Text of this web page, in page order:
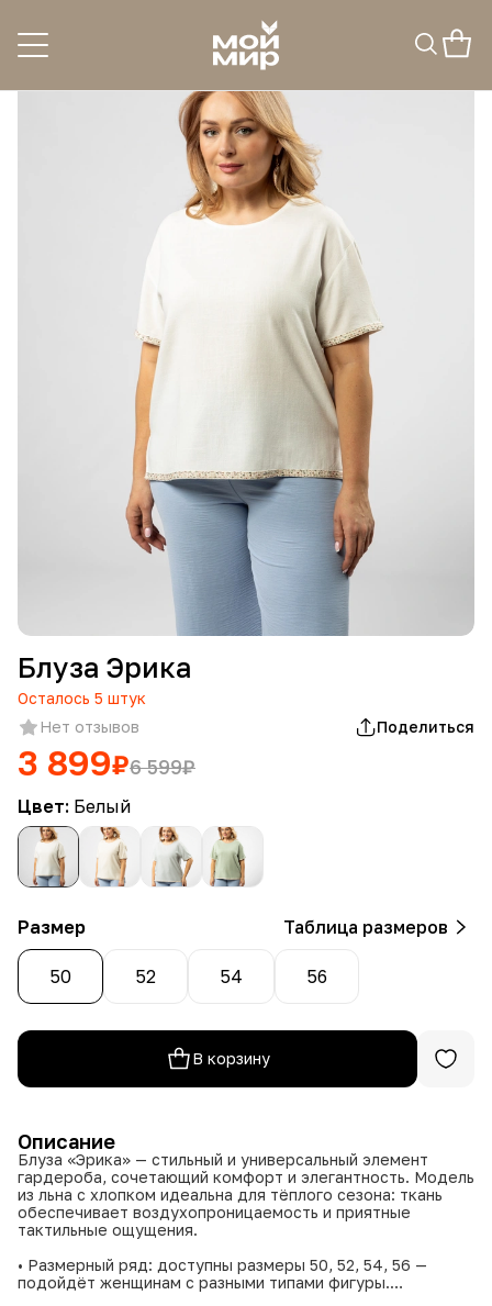
Блуза Эрика
Осталось 5 штук
Нет отзывов
Поделиться
3 899₽6 599₽
Цвет: Белый
Размер Таблица размеров
50 52 54 56
В корзину
Описание
Блуза «Эрика» — стильный и универсальный элемент
гардероба, сочетающий комфорт и элегантность. Модель
из льна с хлопком идеальна для тёплого сезона: ткань
обеспечивает воздухопроницаемость и приятные
тактильные ощущения.
• Размерный ряд: доступны размеры 50, 52, 54, 56 —
подойдёт женщинам с разными типами фигуры.